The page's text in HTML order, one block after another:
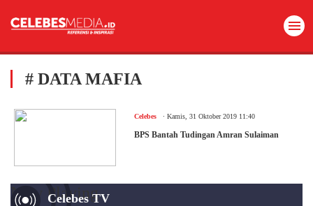
# DATA MAFIA
Celebes Kamis, 31 Oktober 2019 11:40
BPS Bantah Tudingan Amran Sulaiman
Celebes TV
Now Playing